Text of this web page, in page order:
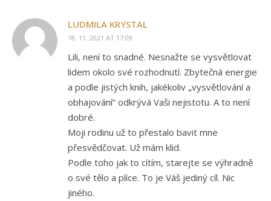
LUDMILA KRYSTAL
18. 11. 2021 AT 17:09
Lili, není to snadné. Nesnažte se vysvětlovat
lidem okolo své rozhodnutí. Zbytečná energie
a podle jistých knih, jakékoliv „vysvětlování a
obhajování“ odkrývá Vaši nejistotu. A to není
dobré.
Moji rodinu už to přestalo bavit mne
přesvědčovat. Už mám klid.
Podle toho jak to cítím, starejte se výhradně
o své tělo a plíce. To je Váš jediný cíl. Nic
jiného.